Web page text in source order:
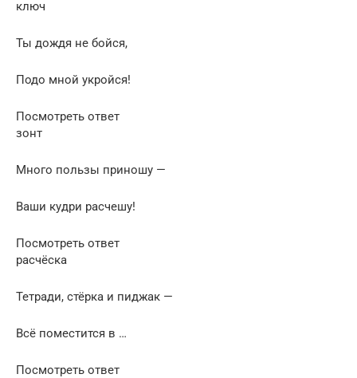
ключ
Ты дождя не бойся,
Подо мной укройся!
Посмотреть ответ
зонт
Много пользы приношу —
Ваши кудри расчешу!
Посмотреть ответ
расчёска
Тетради, стёрка и пиджак —
Всё поместится в …
Посмотреть ответ